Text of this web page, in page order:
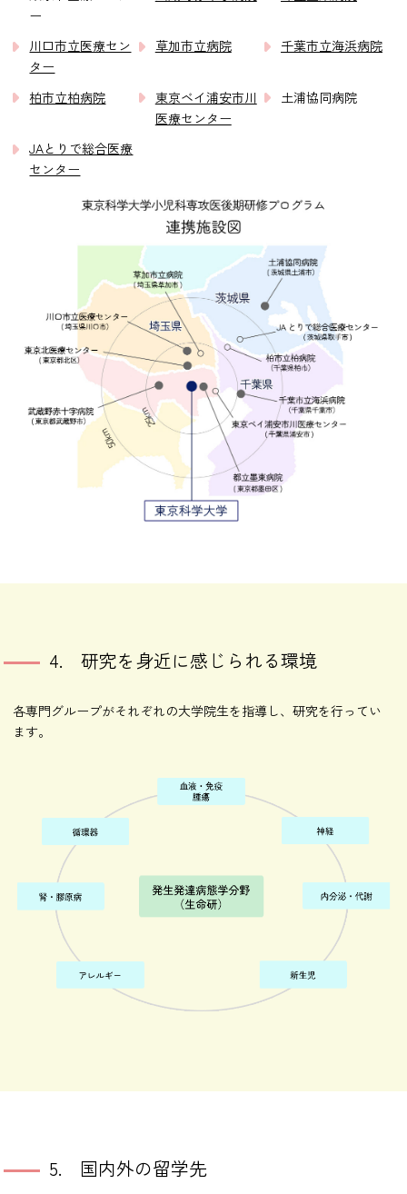
ー
川口市立医療セン
ター
草加市立病院 千葉市立海浜病院
柏市立柏病院
東京ベイ浦安市川
医療センター
土浦協同病院
JAとりで総合医療
センター
4. 研究を身近に感じられる環境
各専門グループがそれぞれの大学院生を指導し、研究を行ってい
ます。
5. 国内外の留学先